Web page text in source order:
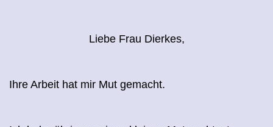
Liebe Frau Dierkes,
Ihre Arbeit hat mir Mut gemacht.